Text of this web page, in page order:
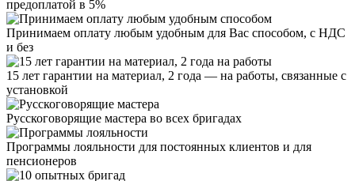
предоплатой в 5%
Принимаем оплату любым удобным для Вас способом, с НДС
и без
15 лет гарантии на материал, 2 года — на работы, связанные с
установкой
Русскоговорящие мастера во всех бригадах
Программы лояльности для постоянных клиентов и для
пенсионеров